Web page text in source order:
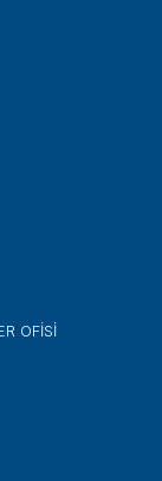
OFISI